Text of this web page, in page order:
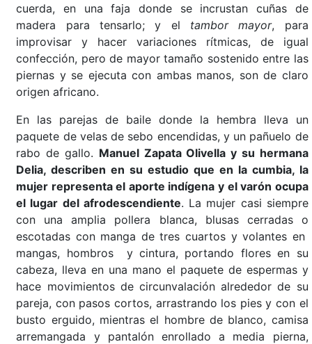
cuerda, en una faja donde se incrustan cuñas de
madera para tensarlo; y el tambor mayor, para
improvisar y hacer variaciones rítmicas, de igual
confección, pero de mayor tamaño sostenido entre las
piernas y se ejecuta con ambas manos, son de claro
origen africano.
En las parejas de baile donde la hembra lleva un
paquete de velas de sebo encendidas, y un pañuelo de
rabo de gallo. Manuel Zapata Olivella y su hermana
Delia, describen en su estudio que en la cumbia, la
mujer representa el aporte indígena y el varón ocupa
el lugar del afrodescendiente. La mujer casi siempre
con una amplia pollera blanca, blusas cerradas o
escotadas con manga de tres cuartos y volantes en
mangas, hombros y cintura, portando flores en su
cabeza, lleva en una mano el paquete de espermas y
hace movimientos de circunvalación alrededor de su
pareja, con pasos cortos, arrastrando los pies y con el
busto erguido, mientras el hombre de blanco, camisa
arremangada y pantalón enrollado a media pierna,